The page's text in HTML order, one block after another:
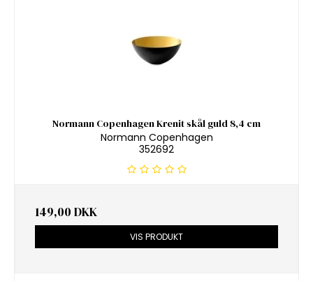
Normann Copenhagen Krenit skål guld 8,4 cm
Normann Copenhagen
352692
149,00 DKK
VIS PRODUKT